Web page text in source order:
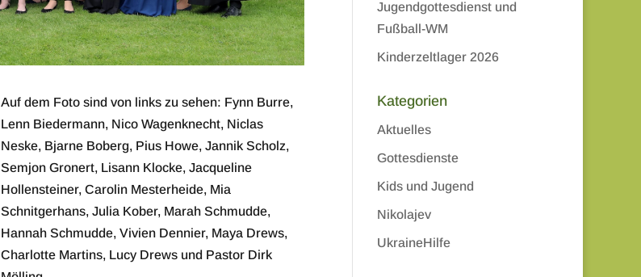
Auf dem Foto sind von links zu sehen: Fynn Burre,
Lenn Biedermann, Nico Wagenknecht, Niclas
Neske, Bjarne Boberg, Pius Howe, Jannik Scholz,
Semjon Gronert, Lisann Klocke, Jacqueline
Hollensteiner, Carolin Mesterheide, Mia
Schnitgerhans, Julia Kober, Marah Schmudde,
Hannah Schmudde, Vivien Dennier, Maya Drews,
Charlotte Martins, Lucy Drews und Pastor Dirk
Jugendgottesdienst und
Fußball-WM
Kinderzeltlager 2026
Kategorien
Aktuelles
Gottesdienste
Kids und Jugend
Nikolajev
UkraineHilfe